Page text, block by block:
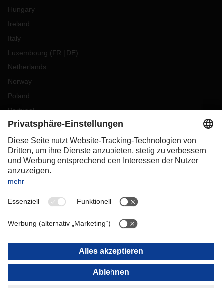
Hungary
Ireland
Italy
Luxembourg (FR DE)
Netherlands
Norway
Poland
Portugal
Romania
Slovakia
Spain
Sweden
Switzerland
OCEANIA